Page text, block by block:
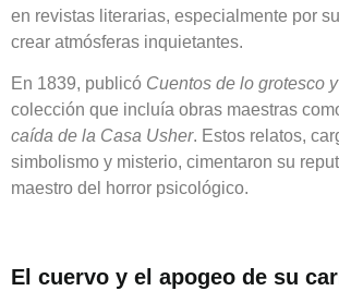
en revistas literarias, especialmente por
crear atmósferas inquietantes.
En 1839, publicó Cuentos de lo grotesco
colección que incluía obras maestras
caída de la Casa Usher. Estos relatos,
simbolismo y misterio, cimentaron su
maestro del horror psicológico.
El cuervo y el apogeo de su